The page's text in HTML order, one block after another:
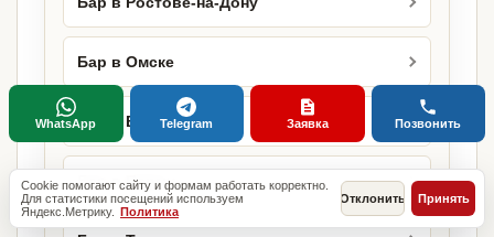
Бар в Омске
Бар в Воронеже
Бар в Перми
Cookie помогают сайту и формам работать корректно.
Для статистики посещений используем
Яндекс.Метрику. Политика
Отклонить Принять
WhatsApp Telegram Заявка Позвонить